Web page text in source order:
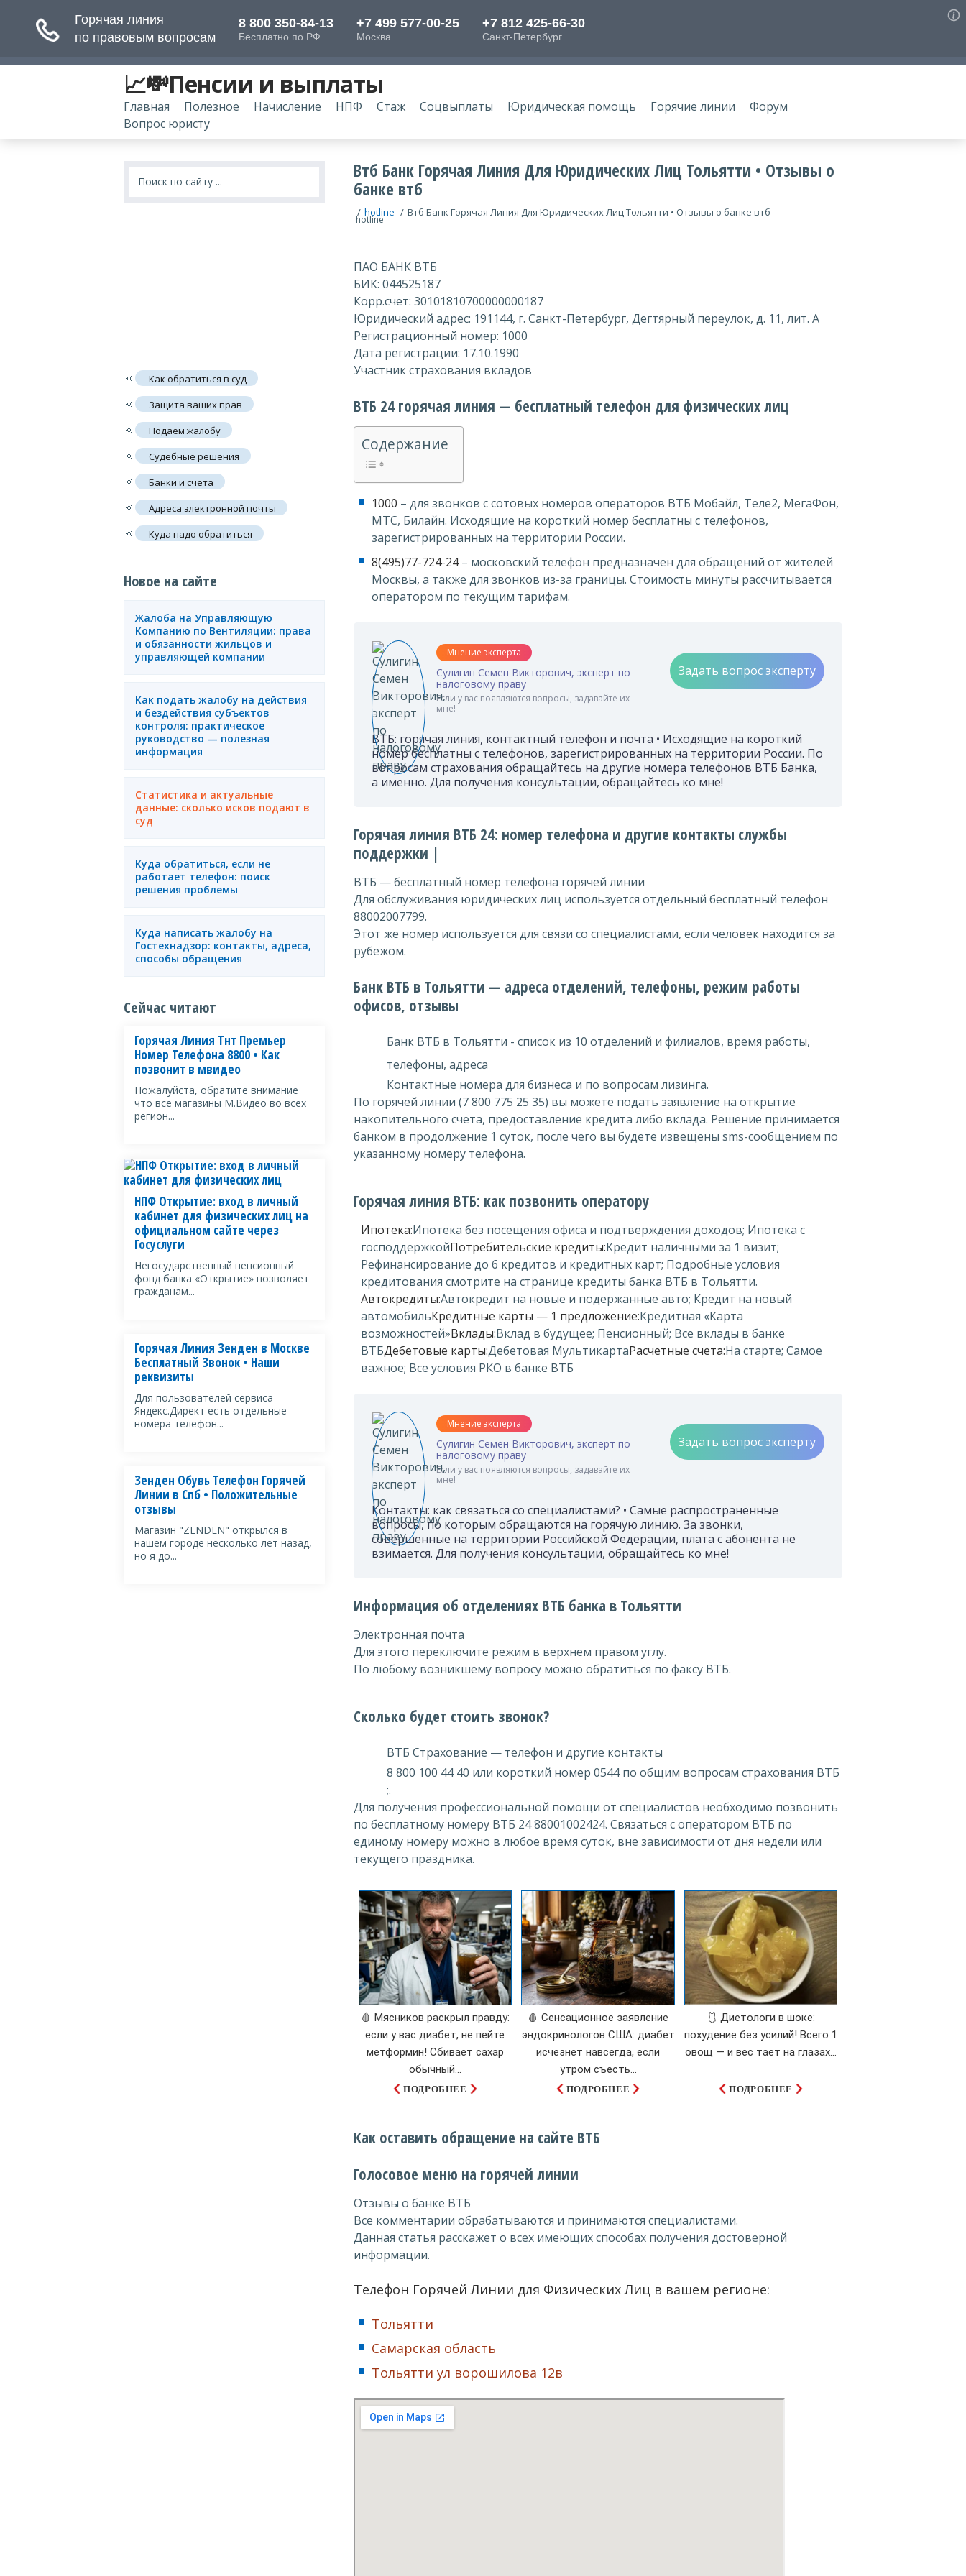
📈💸Пенсии и выплаты
Главная Полезное Начисление НПФ Стаж Соцвыплаты Юридическая помощь Горячие линии
Форум
Вопрос юристу
Втб Банк Горячая Линия Для Юридических Лиц Тольятти • Отзывы о
банке втб
/ hotline / Втб Банк Горячая Линия Для Юридических Лиц Тольятти • Отзывы о банке втб
hotline
ПАО БАНК ВТБ
БИК: 044525187
Корр.счет: 30101810700000000187
Юридический адрес: 191144, г. Санкт-Петербург, Дегтярный переулок, д. 11, лит. А
Регистрационный номер: 1000
Дата регистрации: 17.10.1990
Участник страхования вкладов
ВТБ 24 горячая линия — бесплатный телефон для физических лиц
Содержание
1000 – для звонков с сотовых номеров операторов ВТБ Мобайл, Теле2, МегаФон,
МТС, Билайн. Исходящие на короткий номер бесплатны с телефонов,
зарегистрированных на территории России.
8(495)77-724-24– московский телефон предназначен для обращений от жителей
Москвы, а также для звонков из-за границы. Стоимость минуты рассчитывается
оператором по текущим тарифам.
Мнение эксперта
Сулигин Семен Викторович, эксперт по
налоговому праву
Если у вас появляются вопросы, задавайте их
мне!
Задать вопрос эксперту
ВТБ: горячая линия, контактный телефон и почта • Исходящие на короткий
номер бесплатны с телефонов, зарегистрированных на территории России. По
вопросам страхования обращайтесь на другие номера телефонов ВТБ Банка,
а именно. Для получения консультации, обращайтесь ко мне!
Горячая линия ВТБ 24: номер телефона и другие контакты службы
поддержки |
ВТБ — бесплатный номер телефона горячей линии
Для обслуживания юридических лиц используется отдельный бесплатный телефон
88002007799.
Этот же номер используется для связи со специалистами, если человек находится за
рубежом.
Банк ВТБ в Тольятти — адреса отделений, телефоны, режим работы
офисов, отзывы
Банк ВТБ в Тольятти - список из 10 отделений и филиалов, время работы,
телефоны, адреса
Контактные номера для бизнеса и по вопросам лизинга.
По горячей линии (7 800 775 25 35) вы можете подать заявление на открытие
накопительного счета, предоставление кредита либо вклада. Решение принимается
банком в продолжение 1 суток, после чего вы будете извещены sms-сообщением по
указанному номеру телефона.
Горячая линия ВТБ: как позвонить оператору
Ипотека:Ипотека без посещения офиса и подтверждения доходов; Ипотека с
господдержкойПотребительские кредиты:Кредит наличными за 1 визит;
Рефинансирование до 6 кредитов и кредитных карт; Подробные условия
кредитования смотрите на странице кредиты банка ВТБ в Тольятти.
Автокредиты:Автокредит на новые и подержанные авто; Кредит на новый
автомобильКредитные карты — 1 предложение:Кредитная «Карта
возможностей»Вклады:Вклад в будущее; Пенсионный; Все вклады в банке
ВТБДебетовые карты:Дебетовая МультикартаРасчетные счета:На старте; Самое
важное; Все условия РКО в банке ВТБ
Мнение эксперта
Сулигин Семен Викторович, эксперт по
налоговому праву
Если у вас появляются вопросы, задавайте их
мне!
Задать вопрос эксперту
Контакты: как связаться со специалистами? • Самые распространенные
вопросы, по которым обращаются на горячую линию. За звонки,
совершенные на территории Российской Федерации, плата с абонента не
взимается. Для получения консультации, обращайтесь ко мне!
Информация об отделениях ВТБ банка в Тольятти
Электронная почта
Для этого переключите режим в верхнем правом углу.
По любому возникшему вопросу можно обратиться по факсу ВТБ.
Сколько будет стоить звонок?
ВТБ Страхование — телефон и другие контакты
8 800 100 44 40 или короткий номер 0544 по общим вопросам страхования ВТБ
;.
Для получения профессиональной помощи от специалистов необходимо позвонить
по бесплатному номеру ВТБ 24 88001002424. Связаться с оператором ВТБ по
единому номеру можно в любое время суток, вне зависимости от дня недели или
текущего праздника.
🩸 Мясников раскрыл правду:
если у вас диабет, не пейте
метформин! Сбивает сахар
обычный...
ПОДРОБНЕЕ
🩸 Сенсационное заявление
эндокринологов США: диабет
исчезнет навсегда, если
утром съесть...
ПОДРОБНЕЕ
🩱 Диетологи в шоке:
похудение без усилий! Всего 1
овощ — и вес тает на глазах…
ПОДРОБНЕЕ
Как оставить обращение на сайте ВТБ
Голосовое меню на горячей линии
Отзывы о банке ВТБ
Все комментарии обрабатываются и принимаются специалистами.
Данная статья расскажет о всех имеющих способах получения достоверной
информации.
Телефон Горячей Линии для Физических Лиц в вашем регионе:
Тольятти
Самарская область
Тольятти ул ворошилова 12в
🔅 Как обратиться в суд
🔅 Защита ваших прав
🔅 Подаем жалобу
🔅 Судебные решения
🔅 Банки и счета
🔅 Адреса электронной почты
🔅 Куда надо обратиться
Новое на сайте
Жалоба на Управляющую
Компанию по Вентиляции: права
и обязанности жильцов и
управляющей компании
Как подать жалобу на действия
и бездействия субъектов
контроля: практическое
руководство — полезная
информация
Статистика и актуальные
данные: сколько исков подают в
суд
Куда обратиться, если не
работает телефон: поиск
решения проблемы
Куда написать жалобу на
Гостехнадзор: контакты, адреса,
способы обращения
Сейчас читают
Горячая Линия Тнт Премьер
Номер Телефона 8800 • Как
позвонит в мвидео
Пожалуйста, обратите внимание
что все магазины М.Видео во всех
регион...
НПФ Открытие: вход в личный
кабинет для физических лиц на
официальном сайте через
Госуслуги
Негосударственный пенсионный
фонд банка «Открытие» позволяет
гражданам...
Горячая Линия Зенден в Москве
Бесплатный Звонок • Наши
реквизиты
Для пользователей сервиса
Яндекс.Директ есть отдельные
номера телефон...
Зенден Обувь Телефон Горячей
Линии в Спб • Положительные
отзывы
Магазин "ZENDEN" открылся в
нашем городе несколько лет назад,
но я до...